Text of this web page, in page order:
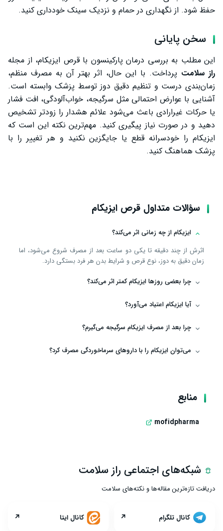
حفظ شود. از نگهداری در حمام و نزدیک سینک خودداری کنید.
سخن پایانی
این مطلب به بررسی درمان پارکینسون با قرص ایزیکام، از مجله
راز سلامت پرداخت. با این حال، اثر بهتر آن به مصرف منظم،
زمان‌بندی درست و تنظیم دقیق دوز توسط پزشک وابسته است.
آشنایی با عوارض احتمالی مثل سرگیجه، خواب‌آلودگی، افت فشار
یا حرکات غیرارادی باعث می‌شود علائم هشدار را زودتر تشخیص
دهید و در صورت نیاز پیگیری کنید. مهم‌ترین نکته این است که
ایزیکام را خودسرانه قطع یا جایگزین نکنید و هر تغییر را با
پزشک هماهنگ کنید.
سؤالات متداول قرص ایزیکام
ایزیکام از چه زمانی اثر می‌کند؟
اثرش از چند دقیقه تا یکی دو ساعت بعد از مصرف شروع می‌شود، اما
زمان دقیق به دوز، نوع قرص و شرایط بدن هر فرد بستگی دارد.
چرا بعضی روزها ایزیکام کمتر اثر می‌کند؟
آیا ایزیکام اعتیاد می‌آورد؟
چرا بعد از مصرف ایزیکام سرگیجه می‌گیرم؟
می‌توان ایزیکام را با داروهای سرماخوردگی مصرف کرد؟
منابع
mofidpharma
شبکه‌های اجتماعی راز سلامت
دریافت تازه‌ترین مقاله‌ها و نکته‌های سلامت
کانال تلگرام ↗ کانال ایتا ↗